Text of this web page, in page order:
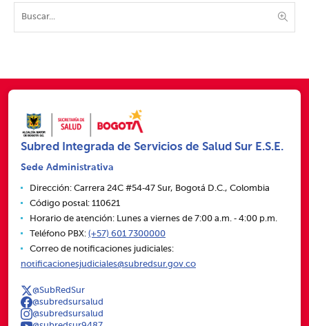
Subred Integrada de Servicios de Salud Sur E.S.E.
Sede Administrativa
Dirección: Carrera 24C #54‑47 Sur, Bogotá D.C., Colombia
Código postal: 110621
Horario de atención: Lunes a viernes de 7:00 a.m. ‑ 4:00 p.m.
Teléfono PBX: (+57) 601 7300000
Correo de notificaciones judiciales:
notificacionesjudiciales@subredsur.gov.co
@SubRedSur
@subredsursalud
@subredsursalud